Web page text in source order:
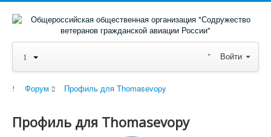
Войти
Форум Профиль для Thomasevopy
Профиль для Thomasevopy